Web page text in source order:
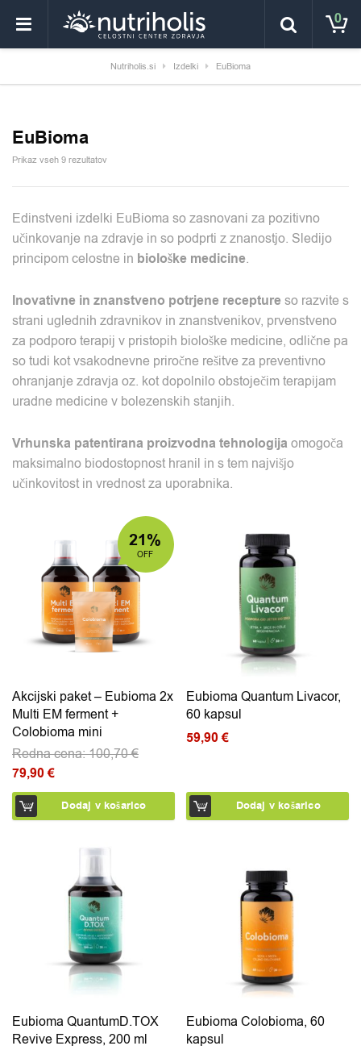
0
Nutriholis.si Izdelki EuBioma
EuBioma
Prikaz vseh 9 rezultatov
Edinstveni izdelki EuBioma so zasnovani za pozitivno
učinkovanje na zdravje in so podprti z znanostjo. Sledijo
principom celostne in biološke medicine.
Inovativne in znanstveno potrjene receptureso razvite s
strani uglednih zdravnikov in znanstvenikov, prvenstveno
za podporo terapij v pristopih biološke medicine, odlične pa
so tudi kot vsakodnevne priročne rešitve za preventivno
ohranjanje zdravja oz. kot dopolnilo obstoječim terapijam
uradne medicine v bolezenskih stanjih.
Vrhunska patentirana proizvodna tehnologija omogoča
maksimalno biodostopnost hranil in s tem najvišjo
učinkovitost in vrednost za uporabnika.
Akcijski paket – Eubioma 2x
Multi EM ferment +
Colobioma mini
Redna cena:100,70€
Izvirna cena je bila: 100,70 €.
79,90€
Trenutna cena je: 79,90 €.
Dodaj v košarico
Eubioma Quantum Livacor,
60 kapsul
59,90€
Dodaj v košarico
Eubioma QuantumD.TOX
Revive Express, 200 ml
Eubioma Colobioma, 60
kapsul
OFF
21%